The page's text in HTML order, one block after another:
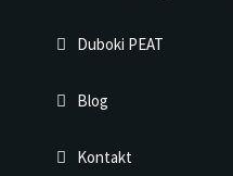
Duboki PEAT
Blog
Kontakt